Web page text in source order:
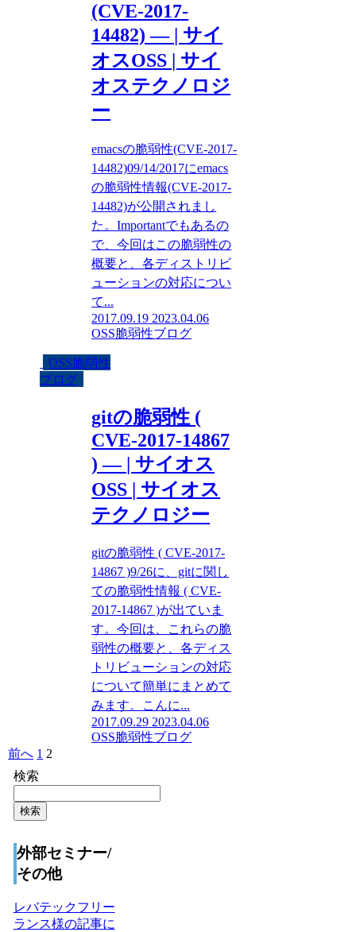
(CVE-2017-
14482) — | サイ
オスOSS | サイ
オステクノロジ
ー
emacsの脆弱性(CVE-2017-
14482)09/14/2017にemacs
の脆弱性情報(CVE-2017-
14482)が公開されまし
た。Importantでもあるの
で、今回はこの脆弱性の
概要と、各ディストリビ
ューションの対応につい
て...
2017.09.19 2023.04.06
OSS脆弱性ブログ
OSS脆弱性
ブログ
gitの脆弱性 (
CVE-2017-14867
) — | サイオス
OSS | サイオス
テクノロジー
gitの脆弱性 ( CVE-2017-
14867 )9/26に、gitに関し
ての脆弱性情報 ( CVE-
2017-14867 )が出ていま
す。今回は、これらの脆
弱性の概要と、各ディス
トリビューションの対応
について簡単にまとめて
みます。こんに...
2017.09.29 2023.04.06
OSS脆弱性ブログ
前へ 1 2
検索
検索
外部セミナー/
その他
レバテックフリー
ランス様の記事に